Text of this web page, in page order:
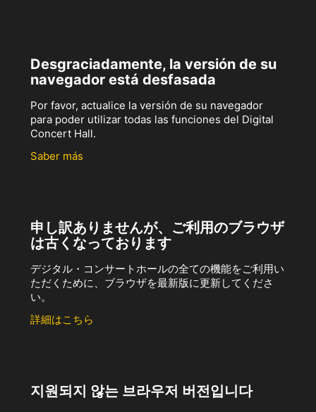
Desgraciadamente, la versión de su
navegador está desfasada
Por favor, actualice la versión de su navegador
para poder utilizar todas las funciones del Digital
Concert Hall.
Saber más
申し訳ありませんが、ご利用のブラウザ
は古くなっております
デジタル・コンサートホールの全ての機能をご利用い
ただくために、ブラウザを最新版に更新してくださ
い。
詳細はこちら
지원되지 않는 브라우저 버전입니다